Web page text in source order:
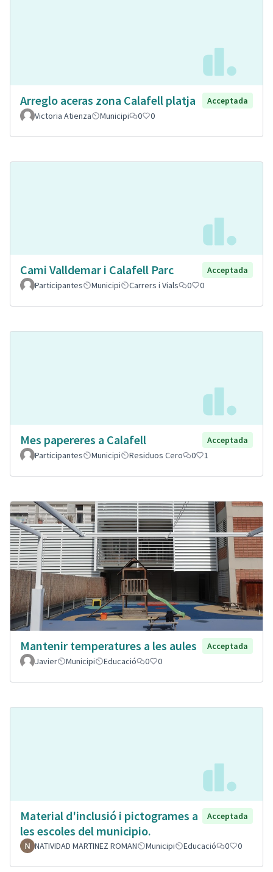
Arreglo aceras zona Calafell platja
Acceptada
Victoria Atienza
Municipi 0 0
Cami Valldemar i Calafell Parc
Acceptada
Participantes
Municipi Carrers i Vials 0 0
Mes papereres a Calafell
Acceptada
Participantes
Municipi Residuos Cero 0 1
Mantenir temperatures a les aules
Acceptada
Javier
Municipi Educació 0 0
Material d'inclusió i pictogrames a
les escoles del municipio.
Acceptada
NATIVIDAD MARTINEZ ROMAN Municipi Educació 0 0